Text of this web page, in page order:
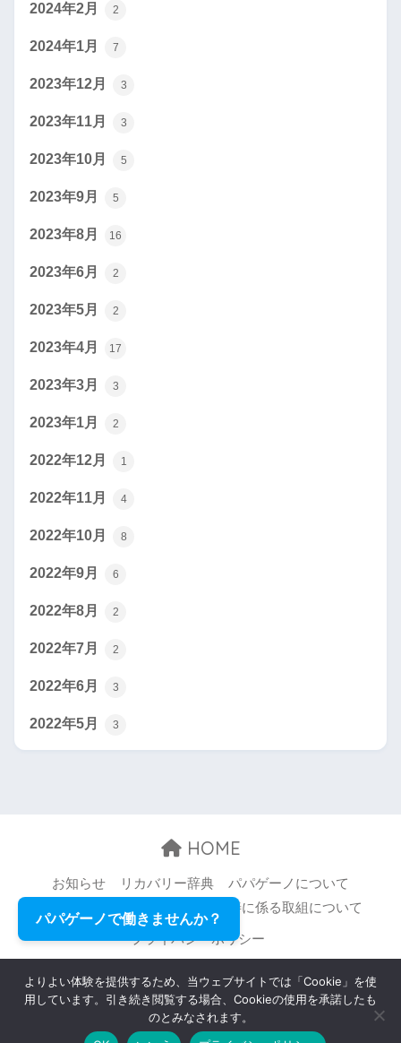
2024年2月 2
2024年1月 7
2023年12月 3
2023年11月 3
2023年10月 5
2023年9月 5
2023年8月 16
2023年6月 2
2023年5月 2
2023年4月 17
2023年3月 3
2023年1月 2
2022年12月 1
2022年11月 4
2022年10月 8
2022年9月 6
2022年8月 2
2022年7月 2
2022年6月 3
2022年5月 3
HOME
お知らせ リカバリー辞典
パパゲーノについて
職場環境等の改善に係る取組について
プライバシーポリシー
© 2026 Papageno,Inc. All rights reserved.
パパゲーノで働きませんか？
よりよい体験を提供するため、当ウェブサイトでは「Cookie」を使
用しています。引き続き閲覧する場合、Cookieの使用を承諾したも
のとみなされます。